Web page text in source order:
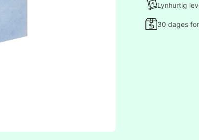
Lynhurtig
30 dages